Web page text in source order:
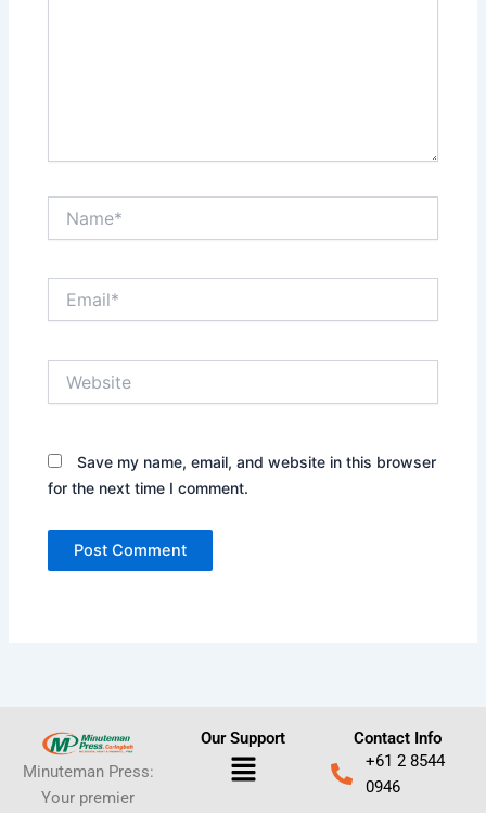
Save my name, email, and website in this browser
for the next time I comment.
Minuteman Press:
Your premier
Our Support
Menu
Contact Info
+61 2 8544
0946